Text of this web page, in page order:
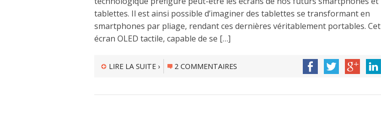
tablettes. Il est ainsi possible d’imaginer des tablettes se transformant en
smartphones par pliage, rendant ces dernières véritablement portables. Cet
écran OLED tactile, capable de se […]
LIRE LA SUITE › 2 COMMENTAIRES